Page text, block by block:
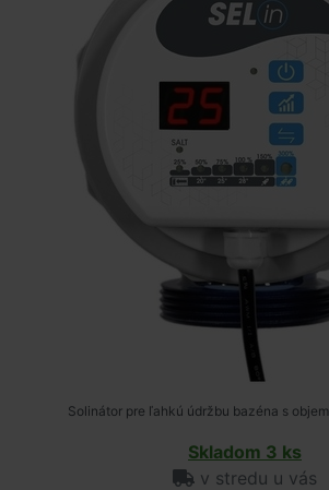
Solinátor pre ľahkú údržbu bazéna s
Skladom 3 ks
v stredu u vás